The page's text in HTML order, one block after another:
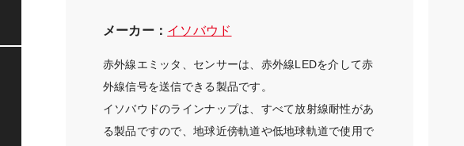
メーカー： イソバウド
赤外線エミッタ、センサーは、赤外線LEDを介して赤
外線信号を送信できる製品です。
イソバウドのラインナップは、すべて放射線耐性があ
る製品ですので、地球近傍軌道や低地球軌道で使用で